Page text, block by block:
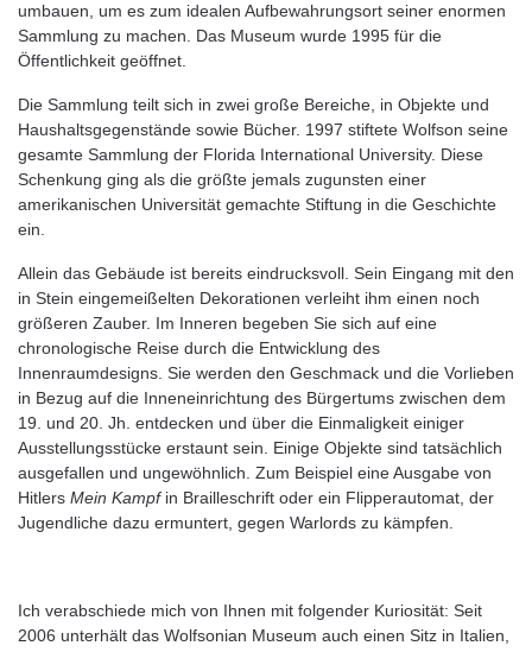
umbauen, um es zum idealen Aufbewahrungsort seiner enormen
Sammlung zu machen. Das Museum wurde 1995 für die
Öffentlichkeit geöffnet.
Die Sammlung teilt sich in zwei große Bereiche, in Objekte und
Haushaltsgegenstände sowie Bücher. 1997 stiftete Wolfson seine
gesamte Sammlung der Florida International University. Diese
Schenkung ging als die größte jemals zugunsten einer
amerikanischen Universität gemachte Stiftung in die Geschichte
ein.
Allein das Gebäude ist bereits eindrucksvoll. Sein Eingang mit den
in Stein eingemeißelten Dekorationen verleiht ihm einen noch
größeren Zauber. Im Inneren begeben Sie sich auf eine
chronologische Reise durch die Entwicklung des
Innenraumdesigns. Sie werden den Geschmack und die Vorlieben
in Bezug auf die Inneneinrichtung des Bürgertums zwischen dem
19. und 20. Jh. entdecken und über die Einmaligkeit einiger
Ausstellungsstücke erstaunt sein. Einige Objekte sind tatsächlich
ausgefallen und ungewöhnlich. Zum Beispiel eine Ausgabe von
Hitlers Mein Kampfin Brailleschrift oder ein Flipperautomat, der
Jugendliche dazu ermuntert, gegen Warlords zu kämpfen.
Ich verabschiede mich von Ihnen mit folgender Kuriosität: Seit
2006 unterhält das Wolfsonian Museum auch einen Sitz in Italien,